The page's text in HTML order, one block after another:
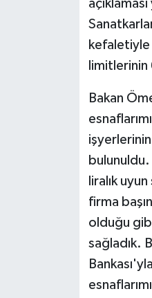
kefaletiyle
limitlerinin
Bakan
işyerlerinin
liralık
firma
olduğu
sağladık.